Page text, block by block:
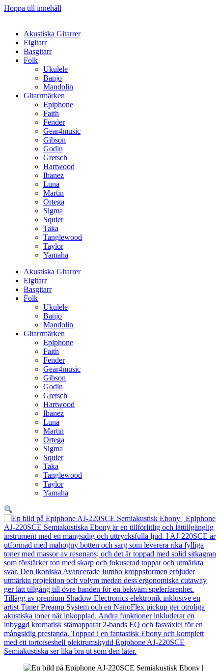
Hoppa till innehåll
Akustiska Gitarrer
Elgitarr
Basgitarr
Folk
Ukulele
Banjo
Mandolin
Gitarrmärken
Epiphone
Faith
Fender
Gear4music
Gibson
Godin
Gretsch
Hartwood
Ibanez
Luna
Martin
Ortega
Sigma
Squier
Taka
Tanglewood
Taylor
Yamaha
Akustiska Gitarrer
Elgitarr
Basgitarr
Folk
Ukulele
Banjo
Mandolin
Gitarrmärken
Epiphone
Faith
Fender
Gear4music
Gibson
Godin
Gretsch
Hartwood
Ibanez
Luna
Martin
Ortega
Sigma
Squier
Taka
Tanglewood
Taylor
Yamaha